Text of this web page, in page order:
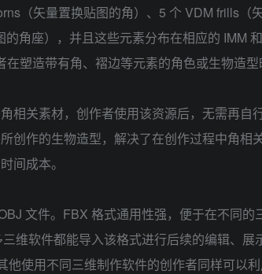
（矢量置换贴图的角）、5 个 VDM frills（
角座），并且这些元素分布在相应的 IMM 和
塑造带有角、褶边等元素的角色或生物造型
相关素材，创作者使用该资源后，无需再自
创作的生物造型，解决了在创作过程中角相
间成本。
文件。FBX 格式通用性强，便于在不同的
维软件都能导入该格式进行后续的编辑、展
使用不同三维制作软件的创作者同样可以